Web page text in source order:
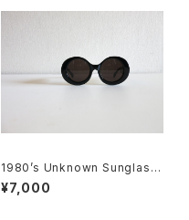
1980’s Unknown Sunglass
es
¥7,000